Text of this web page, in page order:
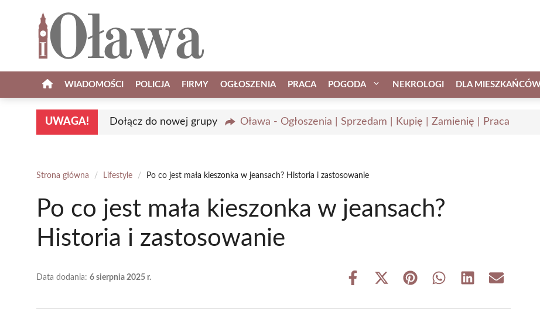
WIADOMOŚCI POLICJA FIRMY OGŁOSZENIA PRACA POGODA NEKROLOGI DLA
UWAGA! Dołącz do nowej grupy Oława - Ogłoszenia | Sprzedam | Kupię | Zamienię | Praca
Strona główna / Lifestyle / Po co jest mała kieszonka w jeansach? Historia i zastosowanie
Po co jest mała kieszonka w jeansach?
Historia i zastosowanie
Data dodania: 6 sierpnia 2025 r.
Share
Share
(Twitter)
Share Share Share Share